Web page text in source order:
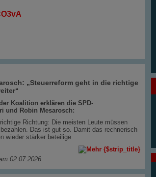
„Steuerreform geht in die richtige
Koalition erklären die SPD-
und Robin Mesarosch:
Richtung: Die meisten Leute müssen
Das ist gut so. Damit das rechnerisch
wieder stärker beteilige
02.07.2026